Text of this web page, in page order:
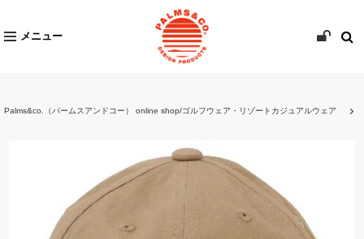
メニュー
Palms&co.（パームスアンドコー） online shop/ゴルフウェア・リゾートカジュアルウェア